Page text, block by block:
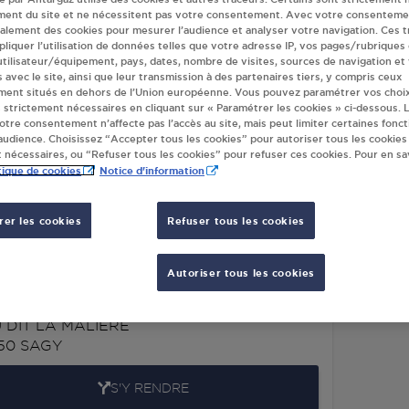
Antargaz
GPL CARBURANT TOTAL SAGY
PARIS-PROVINCE) - LIEU DIT LA
- RN 14
SAGY
S'Y RENDRE
84
71580
DIT LA MALIERE
SAGY
S'Y RENDRE
du site et ne nécessitent pas votre consentement. Avec votre
des cookies pour mesurer l’audience et analyser votre navigation. Ces
l’utilisation de données telles que votre adresse IP, vos pages/rubriques
équipement, pays, dates, nombre de visites, sources de navigation et
avec le site, ainsi que leur transmission à des partenaires tiers, y compris ceux
situés en dehors de l’Union européenne. Vous pouvez paramétrer vos
strictement nécessaires en cliquant sur « Paramétrer les cookies » ci-dessous.
consentement n’affecte pas l’accès au site, mais peut limiter certaines
Choisissez “Accepter tous les cookies” pour autoriser tous les cookies
ou “Refuser tous les cookies” pour refuser ces cookies. Pour en
de cookies Notice d'information
les cookies Refuser tous les cookies
Autoriser tous les cookies